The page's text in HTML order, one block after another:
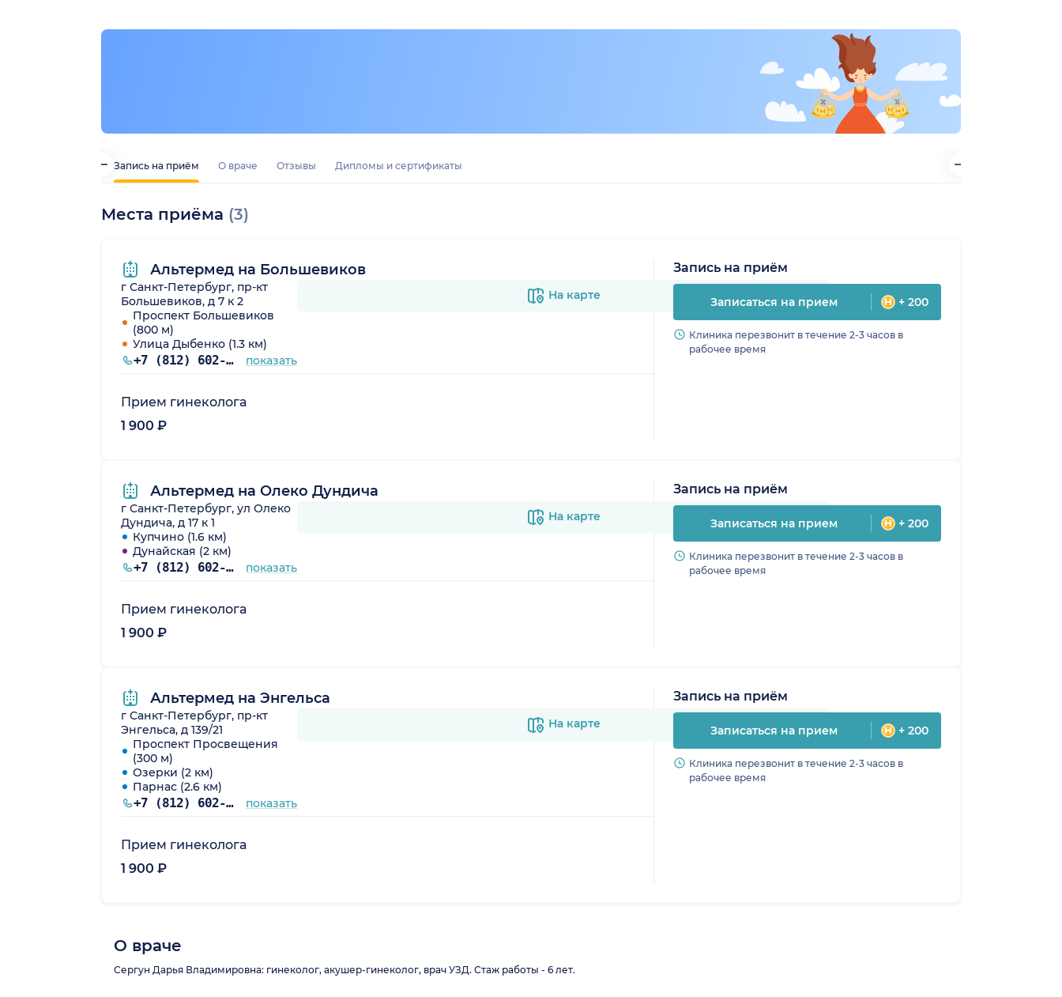
Запись на приём О враче Отзывы Дипломы и сертификаты
Места приёма (3)
Альтермед на Большевиков
г Санкт-Петербург, пр-кт
Большевиков, д 7 к 2
Проспект Большевиков
(800 м)
Улица Дыбенко (1.3 км)
+7 (812) 602-63-59 показать
На карте
Прием гинеколога
1 900 ₽
Запись на приём
Записаться на прием + 200
Клиника перезвонит в течение 2-3 часов в
рабочее время
Альтермед на Олеко Дундича
г Санкт-Петербург, ул Олеко
Дундича, д 17 к 1
Купчино (1.6 км)
Дунайская (2 км)
+7 (812) 602-63-59 показать
На карте
Прием гинеколога
1 900 ₽
Запись на приём
Записаться на прием + 200
Клиника перезвонит в течение 2-3 часов в
рабочее время
Альтермед на Энгельса
г Санкт-Петербург, пр-кт
Энгельса, д 139/21
Проспект Просвещения
(300 м)
Озерки (2 км)
Парнас (2.6 км)
+7 (812) 602-63-59 показать
На карте
Прием гинеколога
1 900 ₽
Запись на приём
Записаться на прием + 200
Клиника перезвонит в течение 2-3 часов в
рабочее время
О враче
Сергун Дарья Владимировна: гинеколог, акушер-гинеколог, врач УЗД. Стаж работы - 6 лет.